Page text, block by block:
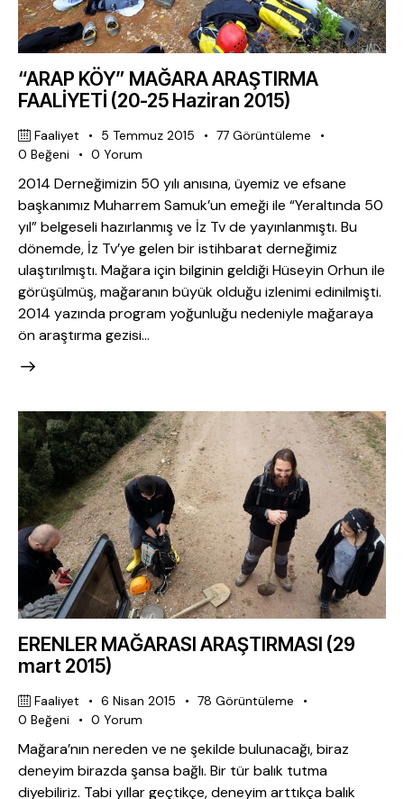
“ARAP KÖY” MAĞARA ARAŞTIRMA
FAALİYETİ (20-25 Haziran 2015)
Faaliyet 5 Temmuz 2015 77 Görüntüleme
0 Beğeni 0 Yorum
2014 Derneğimizin 50 yılı anısına, üyemiz ve efsane
başkanımız Muharrem Samuk’un emeği ile “Yeraltında 50
yıl” belgeseli hazırlanmış ve İz Tv de yayınlanmıştı. Bu
dönemde, İz Tv’ye gelen bir istihbarat derneğimiz
ulaştırılmıştı. Mağara için bilginin geldiği Hüseyin Orhun ile
görüşülmüş, mağaranın büyük olduğu izlenimi edinilmişti.
2014 yazında program yoğunluğu nedeniyle mağaraya
ön araştırma gezisi…
ERENLER MAĞARASI ARAŞTIRMASI (29
mart 2015)
Faaliyet 6 Nisan 2015 78 Görüntüleme
0 Beğeni 0 Yorum
Mağara’nın nereden ve ne şekilde bulunacağı, biraz
deneyim birazda şansa bağlı. Bir tür balık tutma
diyebiliriz. Tabi yıllar geçtikçe, deneyim arttıkça balık